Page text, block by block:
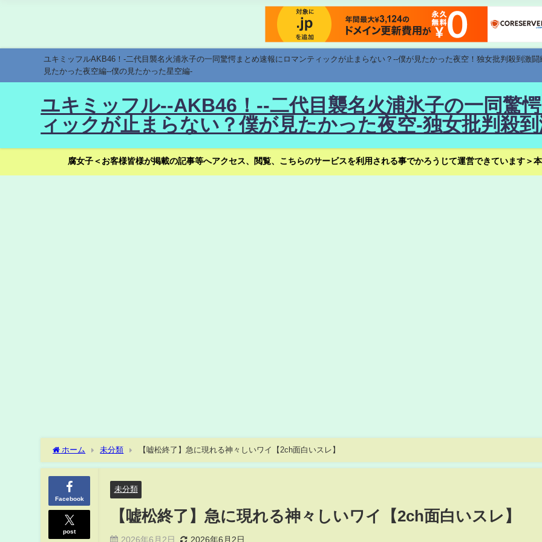
ユキミッフルAKB46！-二代目襲名火浦氷子の一同驚愕まとめ速報にロマンティックが止まらない？--僕が見たかった夜空！独女批判殺到激
見たかった夜空編--僕の見たかった星空編-
ユキミッフル--AKB46！--二代目襲名火浦氷子の一同驚
ィックが止まらない？僕が見たかった夜空-独女批判殺
腐女子＜お客様皆様が掲載の記事等へアクセス、閲覧、こちらのサービスを利用される事でかろうじて運営できています＞
ホーム 未分類 【嘘松終了】急に現れる神々しいワイ【2ch面白いスレ】
Facebook
post
未分類
【嘘松終了】急に現れる神々しいワイ【2ch面白いスレ】
2026年6月2日 2026年6月2日